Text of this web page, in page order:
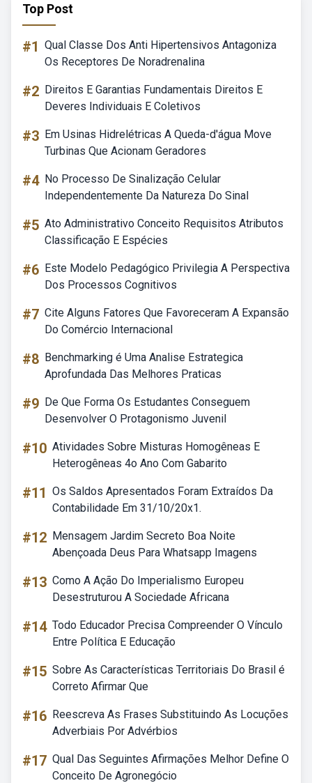
Top Post
#1 Qual Classe Dos Anti Hipertensivos Antagoniza
Os Receptores De Noradrenalina
#2 Direitos E Garantias Fundamentais Direitos E
Deveres Individuais E Coletivos
#3 Em Usinas Hidrelétricas A Queda-d'água Move
Turbinas Que Acionam Geradores
#4 No Processo De Sinalização Celular
Independentemente Da Natureza Do Sinal
#5 Ato Administrativo Conceito Requisitos Atributos
Classificação E Espécies
#6 Este Modelo Pedagógico Privilegia A Perspectiva
Dos Processos Cognitivos
#7 Cite Alguns Fatores Que Favoreceram A Expansão
Do Comércio Internacional
#8 Benchmarking é Uma Analise Estrategica
Aprofundada Das Melhores Praticas
#9 De Que Forma Os Estudantes Conseguem
Desenvolver O Protagonismo Juvenil
#10 Atividades Sobre Misturas Homogêneas E
Heterogêneas 4o Ano Com Gabarito
#11 Os Saldos Apresentados Foram Extraídos Da
Contabilidade Em 31/10/20x1.
#12 Mensagem Jardim Secreto Boa Noite
Abençoada Deus Para Whatsapp Imagens
#13 Como A Ação Do Imperialismo Europeu
Desestruturou A Sociedade Africana
#14 Todo Educador Precisa Compreender O Vínculo
Entre Política E Educação
#15 Sobre As Características Territoriais Do Brasil é
Correto Afirmar Que
#16 Reescreva As Frases Substituindo As Locuções
Adverbiais Por Advérbios
#17 Qual Das Seguintes Afirmações Melhor Define O
Conceito De Agronegócio